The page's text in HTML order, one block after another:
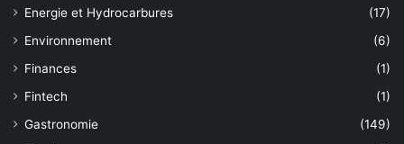
Energie et Hydrocarbures
(17)
Environnement
(6)
Finances
(1)
Fintech
(1)
Gastronomie
(149)